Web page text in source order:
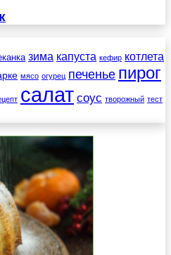
зима капуста кефир котлета
мясо огурец печенье пирог
салат соус творожный тест